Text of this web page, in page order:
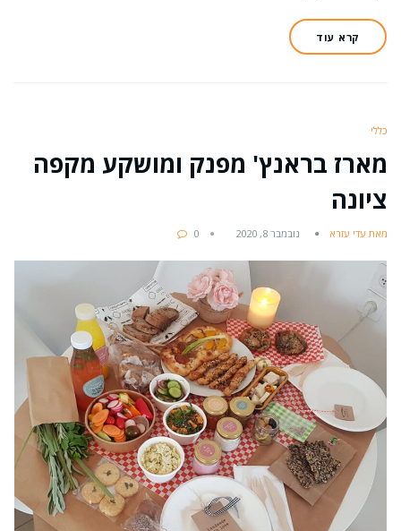
קרא עוד
כללי
מארז בראנץ' מפנק ומושקע מקפה
ציונה
מאת עדי עזרא נובמבר 8, 2020 0